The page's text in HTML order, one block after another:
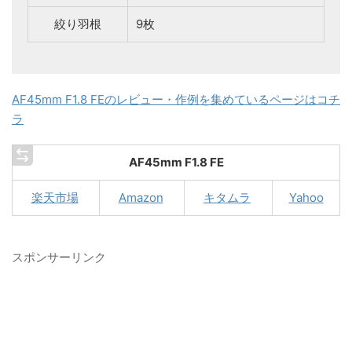
絞り羽根 9枚
AF45mm F1.8 FEのレビュー・作例を集めているページはコチ
ラ
AF45mm F1.8 FE
楽天市場 Amazon キタムラ Yahoo
スポンサーリンク